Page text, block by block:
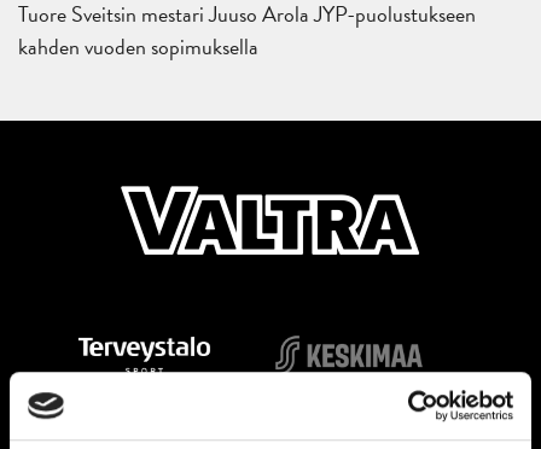
Tuore Sveitsin mestari Juuso Arola JYP-puolustukseen
kahden vuoden sopimuksella